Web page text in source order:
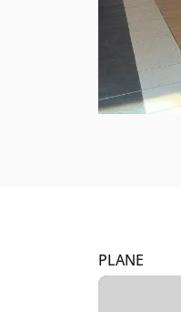
PLANE